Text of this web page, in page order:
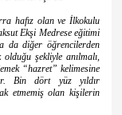
hafız olan ve İlkokulu
Ekşi Medrese eğitimi
da diğer öğrencilerden
şekliyle anılmalı,
“hazret” kelimesine
Bin dört yüz yıldır
etmemiş olan kişilerin